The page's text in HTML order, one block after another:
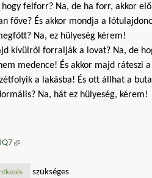
felforr? Na, de ha forr, akkor
főve? És akkor mondja a
Na, ez hülyeség kérem!
kívülről forralják a lovat? Na, de
medence! És akkor majd ráteszi
a lakásba! És ott állhat a
Na, hát ez hülyeség, kérem!
(külső hivatkozás)
szükséges